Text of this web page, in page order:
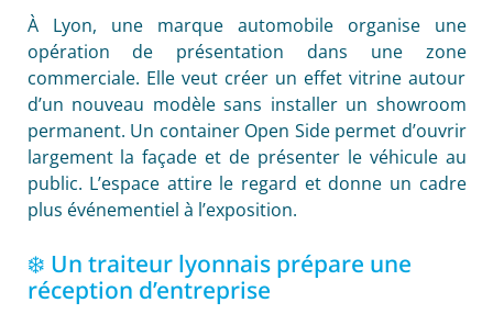
À Lyon, une marque automobile organise une
opération de présentation dans une zone
commerciale. Elle veut créer un effet vitrine autour
d’un nouveau modèle sans installer un showroom
permanent. Un container Open Side permet d’ouvrir
largement la façade et de présenter le véhicule au
public. L’espace attire le regard et donne un cadre
plus événementiel à l’exposition.
❄️ Un traiteur lyonnais prépare une
réception d’entreprise